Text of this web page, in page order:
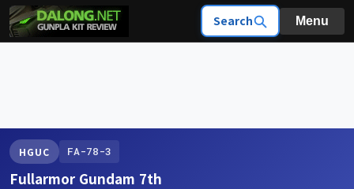
Search Menu
HGUC FA-78-3
Fullarmor Gundam 7th